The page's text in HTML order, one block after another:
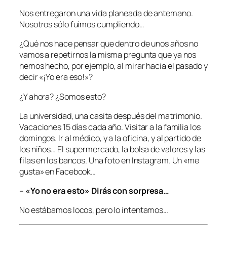
Nos entregaron una vida planeada de antemano.
Nosotros sólo fuimos cumpliendo…
¿Qué nos hace pensar que dentro de unos años no
vamos a repetirnos la misma pregunta que ya nos
hemos hecho, por ejemplo, al mirar hacia el pasado y
decir «¡Yo era eso!»?
¿Y ahora? ¿Somos esto?
La universidad, una casita después del matrimonio.
Vacaciones 15 días cada año. Visitar a la familia los
domingos. Ir al médico, y a la oficina, y al partido de
los niños… El supermercado, la bolsa de valores y las
filas en los bancos. Una foto en Instagram. Un «me
gusta» en Facebook…
– «Yo no era esto» Dirás con sorpresa…
No estábamos locos, pero lo intentamos…